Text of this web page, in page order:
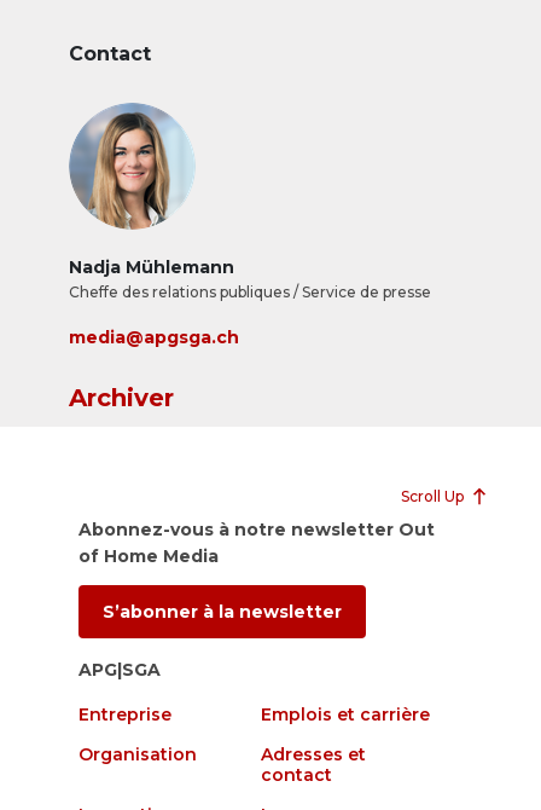
Contact
Nadja Mühlemann
Cheffe des relations publiques / Service de presse
media@apgsga.ch
Archiver
Scroll Up
Abonnez-vous à notre newsletter Out
of Home Media
S’abonner à la newsletter
APG|SGA
Entreprise
Emplois et carrière
Organisation
Adresses et
contact